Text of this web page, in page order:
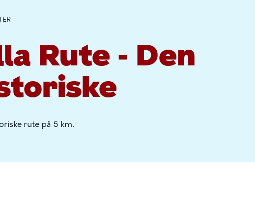
Rute - Den
rute på 5 km.